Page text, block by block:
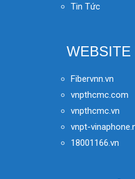
Tin Tức
WEBSITE
Fibervnn.vn
vnpthcmc.com
vnpthcmc.vn
vnpt-
18001166.vn